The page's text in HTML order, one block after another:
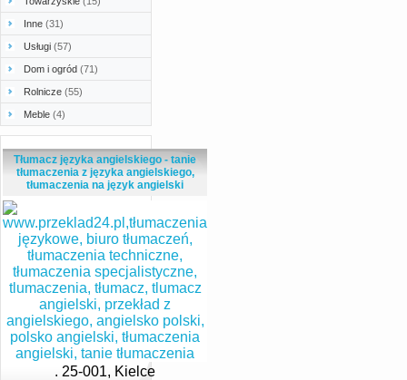
Inne (31)
Usługi (57)
Dom i ogród (71)
Rolnicze (55)
Meble (4)
Tłumacz języka angielskiego - tanie
tłumaczenia z języka angielskiego,
tłumaczenia na język angielski
. 25-001, Kielce